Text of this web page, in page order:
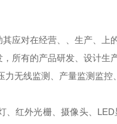
应对在经营、、生产、上
所有的产品研发、设计生
无线监测、产量监测监
红外光栅、摄像头、